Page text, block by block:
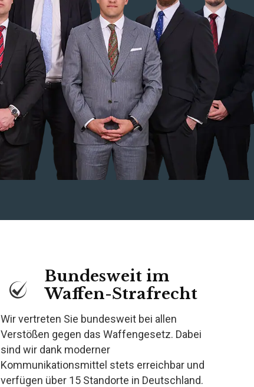
Bundesweit im
Waffen-Strafrecht
Wir vertreten Sie bundesweit bei allen
Verstößen gegen das Waffengesetz. Dabei
sind wir dank moderner
Kommunikationsmittel stets erreichbar und
verfügen über 15 Standorte in Deutschland.